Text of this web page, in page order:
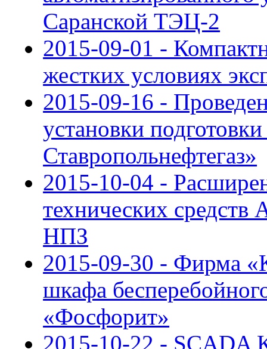
Саранской ТЭЦ-2
2015-09-01 -
жестких условиях
2015-09-16 -
установки
Ставропольнефтегаз»
2015-10-04 -
технических
НПЗ
2015-09-30 - Фирма
шкафа
«Фосфорит»
2015-10-22 - SCADA